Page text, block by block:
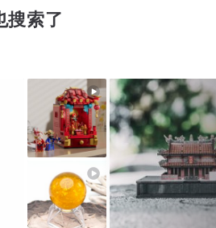
搜索了